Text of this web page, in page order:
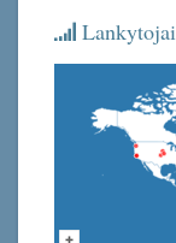
Lankytojai